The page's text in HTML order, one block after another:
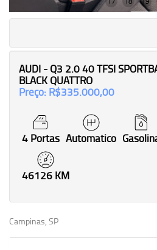
AUDI - Q3 2.0 40 TFSI
BLACK QUATTRO
Preço: R$335.000,00
4 Portas Automatico
46126 KM
Campinas, SP